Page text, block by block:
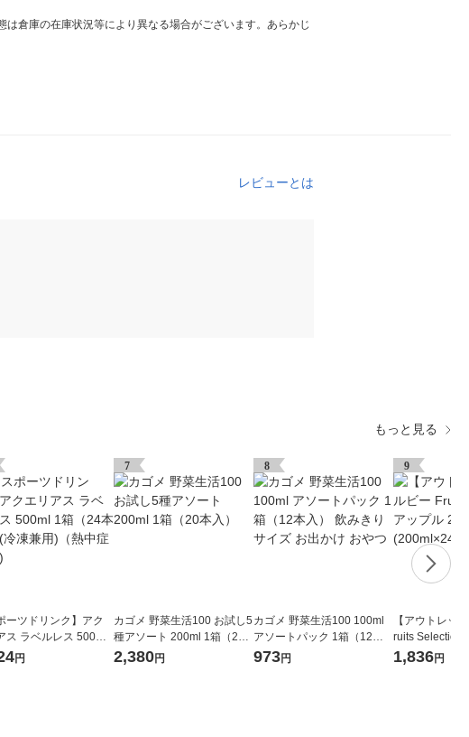
倉庫の在庫状況等により異なる場合がございます。あらかじ
レビューとは
もっと見る
ーツドリンク】アク
ス ラベルレス 500ml
本入）(冷凍兼用)
円
7
カゴメ 野菜生活100 お試し5
種アソート 200ml 1箱（20
本入）
2,380円
8
カゴメ 野菜生活100 100ml
アソートパック 1箱（12本
入） 飲みきりサイズ お出か
973円
9
【アウトレッ
ruits Selection
52 1箱
1,836円